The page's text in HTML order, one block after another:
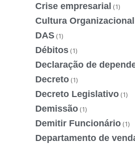
Crise empresarial (1)
Cultura Organizacional
DAS (1)
Débitos (1)
Declaração de
Decreto (1)
Decreto Legislativo (1)
Demissão (1)
Demitir Funcionário (1)
Departamento de